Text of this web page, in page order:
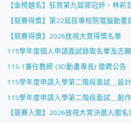
【金榜題名】狂賀第九屆郭冠妤、林莉
【競賽得獎】第22屆技專校院電腦動畫
【競賽得獎】2026放視大賞得獎名單
115學年度個人申請面試錄取名單及志
115-1兼任教師 (3D動畫專長) 徵聘公告
115學年度申請入學第二階段面試＿設
115學年度申請入學第二階段面試＿創
【競賽入圍】2026放視大賞決選入圍名